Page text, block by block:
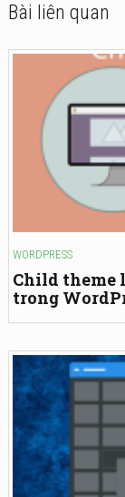
Bài liên quan
WORDPRESS
Child theme
trong